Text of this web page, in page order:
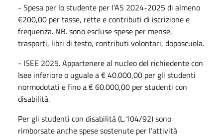
- Spesa per lo studente per l’AS 2024-2025 di almeno
€200,00 per tasse, rette e contributi di iscrizione e
frequenza. NB. sono escluse spese per mense,
trasporti, libri di testo, contributi volontari, doposcuola.
- ISEE 2025. Appartenere al nucleo del richiedente con
Isee inferiore o uguale a € 40.000,00 per gli studenti
normodotati e fino a € 60.000,00 per studenti con
disabilità.
Per gli studenti con disabilità (L.104/92) sono
rimborsate anche spese sostenute per l’attività